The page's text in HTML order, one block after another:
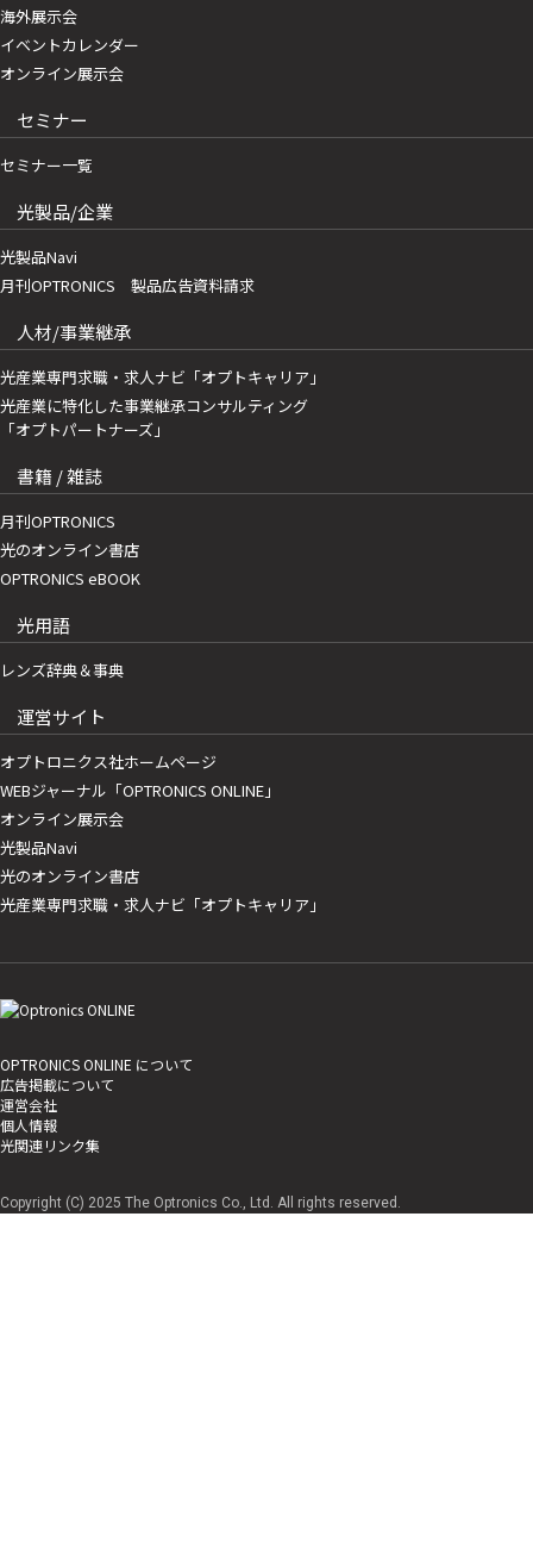
海外展示会
イベントカレンダー
オンライン展示会
セミナー
セミナー一覧
光製品/企業
光製品Navi
月刊OPTRONICS 製品広告資料請求
人材/事業継承
光産業専門求職・求人ナビ「オプトキャリア」
光産業に特化した事業継承コンサルティング
「オプトパートナーズ」
書籍 / 雑誌
月刊OPTRONICS
光のオンライン書店
OPTRONICS eBOOK
光用語
レンズ辞典＆事典
運営サイト
オプトロニクス社ホームページ
WEBジャーナル「OPTRONICS ONLINE」
オンライン展示会
光製品Navi
光のオンライン書店
光産業専門求職・求人ナビ「オプトキャリア」
OPTRONICS ONLINE について
広告掲載について
運営会社
個人情報
光関連リンク集
Copyright (C) 2025 The Optronics Co., Ltd. All rights reserved.